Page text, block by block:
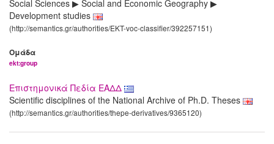
Social Sciences ▶ Social and Economic Geography ▶
Development studies
(http://semantics.gr/authorities/EKT-voc-classifier/392257151)
Ομάδα
ekt:group
Επιστημονικά Πεδία ΕΑΔΔ
Scientific disciplines of the National Archive of Ph.D. Theses
(http://semantics.gr/authorities/thepe-derivatives/9365120)